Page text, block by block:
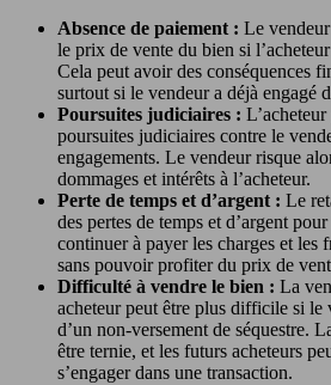
Absence de paiement : Le
le prix de vente du bien si
Cela peut avoir des conséquences
surtout si le vendeur a déjà engagé
Poursuites judiciaires :
poursuites judiciaires contre le
engagements. Le vendeur risque
dommages et intérêts à l’acheteur.
Perte de temps et d’argent : Le
des pertes de temps et d’argent
continuer à payer les charges et les
sans pouvoir profiter du prix de
Difficulté à vendre le bien : La
acheteur peut être plus difficile si le
d’un non-versement de séquestre.
être ternie, et les futurs acheteurs
s’engager dans une transaction.